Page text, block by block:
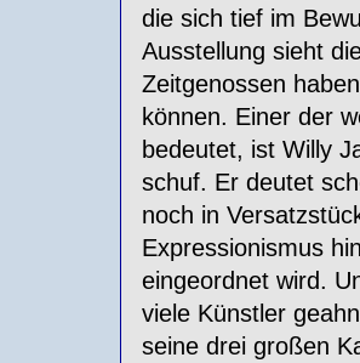
die sich tief im
Ausstellung sieht
Zeitgenossen
können. Einer der
bedeutet, ist Willy
schuf. Er deutet
noch in
Expressionismus
eingeordnet wird.
viele Künstler
seine drei großen